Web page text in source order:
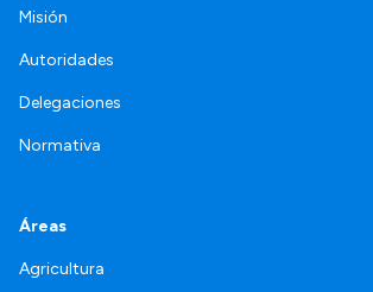
Misión
Autoridades
Delegaciones
Normativa
Áreas
Agricultura